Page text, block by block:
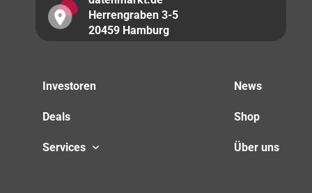
Herrengraben 3-5
20459 Hamburg
Investoren
Deals
Services
News
Shop
Über uns